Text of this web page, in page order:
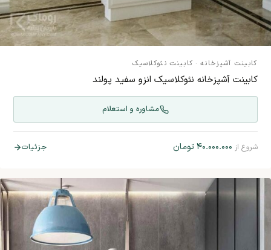
کابینت آشپزخانه· کابینت نئوکلاسیک
کابینت آشپزخانه نئوکلاسیک انزو سفید پولند
مشاوره و استعلام
شروع از ۴۰.۰۰۰.۰۰۰ تومان جزئیات